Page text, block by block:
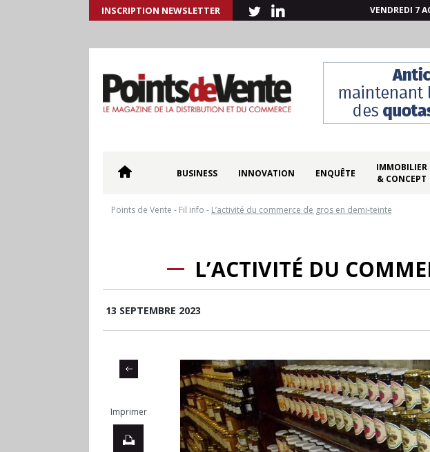
INSCRIPTION NEWSLETTER VENDREDI 7
BUSINESS INNOVATION ENQUÊTE
IMMOBILIER
& CONCEPT
Points de Vente - Fil info - L’activité du commerce de gros en demi-teinte
L’ACTIVITÉ DU
13 SEPTEMBRE 2023
Imprimer